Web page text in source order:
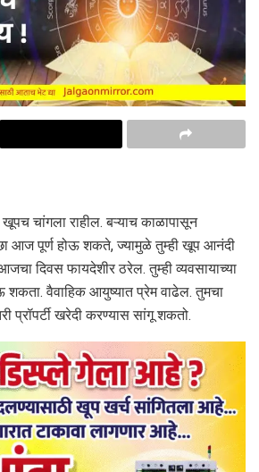
चांगला राहील. बऱ्याच काळापासून
आज पूर्ण होऊ शकते, ज्यामुळे तुम्ही खूप आनंदी
आजचा दिवस फायदेशीर ठरेल. तुम्ही व्यवसायाच्या
शकता. वैवाहिक आयुष्यात प्रेम वाढेल. तुमचा
प्रॉपर्टी खरेदी करण्यास सांगू शकतो.